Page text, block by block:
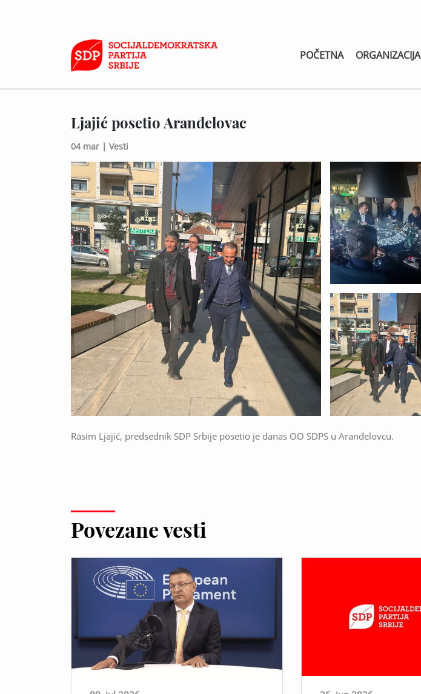
POČETNA ORGANIZACIJA
Ljajić posetio Aranđelovac
04 mar | Vesti
Rasim Ljajić, predsednik SDP Srbije posetio je danas OO SDPS u Aranđelovcu.
Povezane vesti